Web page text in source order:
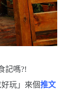
記嗎?!
玩」來個推文